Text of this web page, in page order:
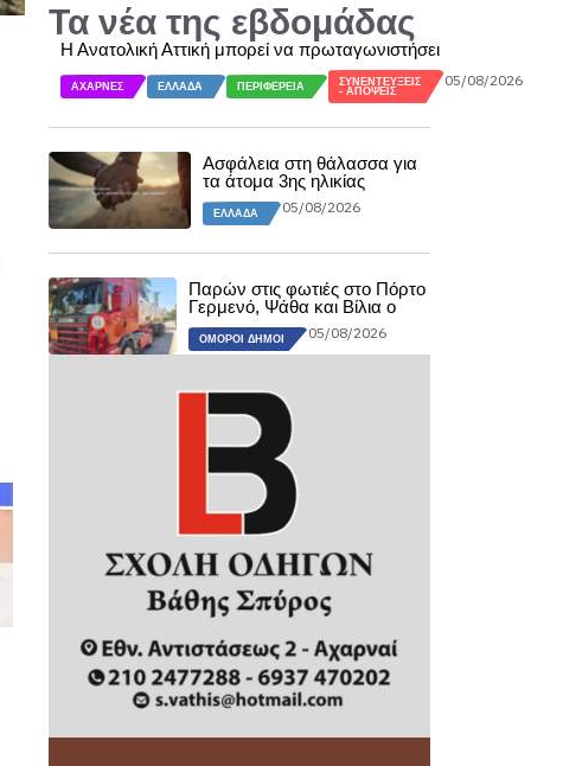
Τα νέα της εβδομάδας
Η Ανατολική Αττική μπορεί να πρωταγωνιστήσει
ΑΧΑΡΝΈΣ ΕΛΛΆΔΑ ΠΕΡΙΦΈΡΕΙΑ
ΣΥΝΕΝΤΕΎΞΕΙΣ
- ΑΠΌΨΕΙΣ
05/08/2026
Ασφάλεια στη θάλασσα για
τα άτομα 3ης ηλικίας
ΕΛΛΆΔΑ 05/08/2026
Παρών στις φωτιές στο Πόρτο
Γερμενό, Ψάθα και Βίλια ο
ΌΜΟΡΟΙ ΔΉΜΟΙ 05/08/2026